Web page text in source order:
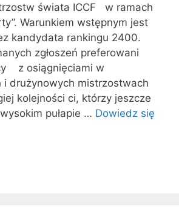
świata ICCF w ramach
Warunkiem wstępnym jest
kandydata rankingu 2400.
zgłoszeń preferowani
z osiągnięciami w
i drużynowych mistrzostwach
kolejności ci, którzy jeszcze
pułapie … Dowiedz się